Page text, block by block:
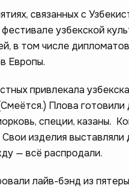
связанных с
узбекской
в том числе
Европы.
привлекала
Плова
специи, казаны.
изделия выставляли
— всё распродали.
лайв-бэнд из